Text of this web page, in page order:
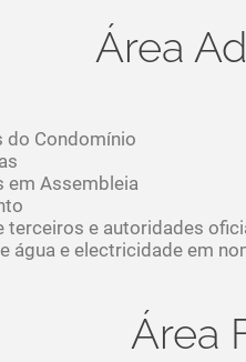
Área
do Condomínio
em Assembleia
terceiros e autoridades
água e electricidade em
Área